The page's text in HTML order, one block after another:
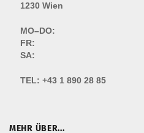
1230 Wien
MO–DO:
FR:
SA:
TEL: +43 1 890 28 85
MEHR ÜBER...